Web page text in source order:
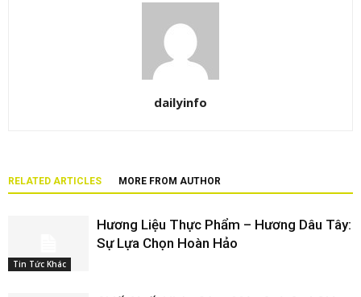
dailyinfo
RELATED ARTICLES MORE FROM AUTHOR
Tin Tức Khác
Hương Liệu Thực Phẩm – Hương Dâu Tây:
Sự Lựa Chọn Hoàn Hảo